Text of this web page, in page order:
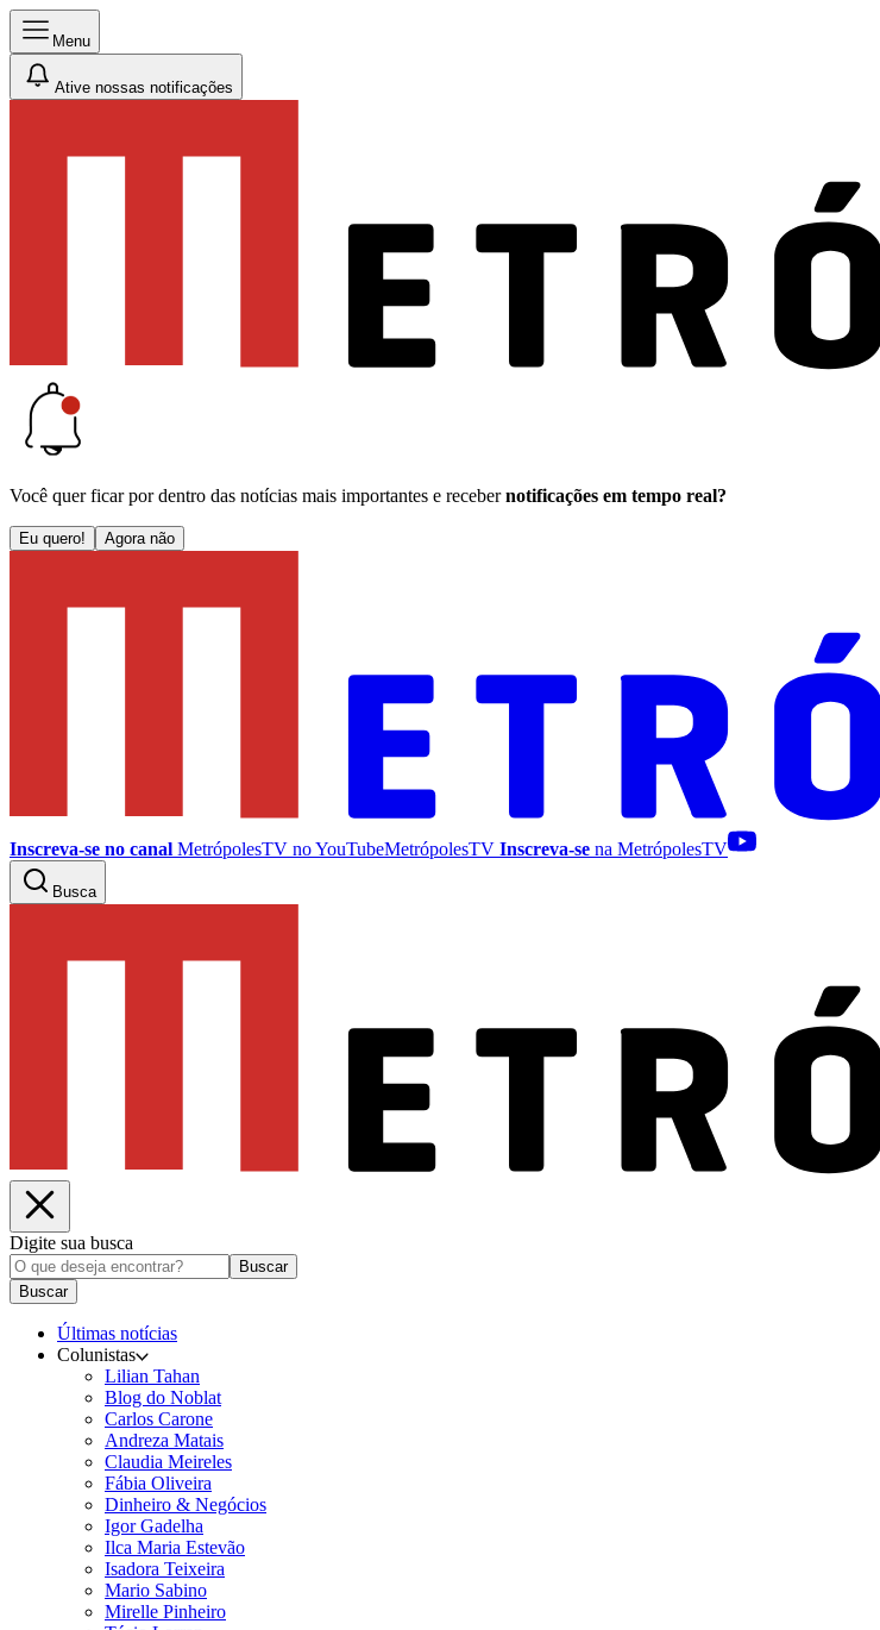
Menu
Ative nossas notificações
Você quer ficar por dentro das notícias mais importantes e receber notificações em tempo real?
Eu quero! Agora não
Inscreva-se no canal MetrópolesTV noYouTubeMetrópolesTV Inscreva-se na MetrópolesTV
Busca
Digite sua busca
Buscar
Buscar
Últimas notícias
Colunistas
Lilian Tahan
Blog do Noblat
Carlos Carone
Andreza Matais
Claudia Meireles
Fábia Oliveira
Dinheiro & Negócios
Igor Gadelha
Ilca Maria Estevão
Isadora Teixeira
Mario Sabino
Mirelle Pinheiro